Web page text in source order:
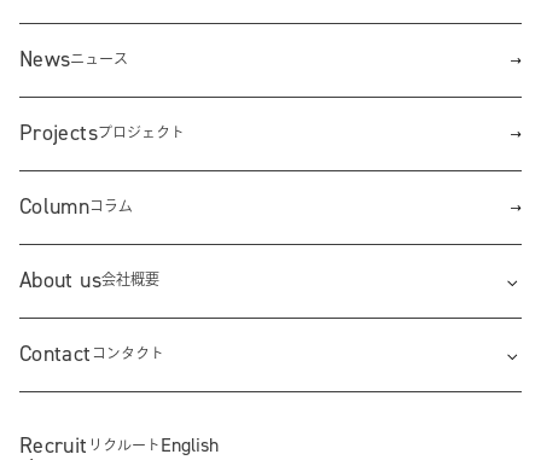
Projectsプロジェクト
About us会社概要
Newsニュース
Columnコラム
Contact コンタクト
Recruit リクルート English